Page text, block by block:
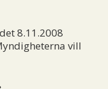
8.11.2008
vill